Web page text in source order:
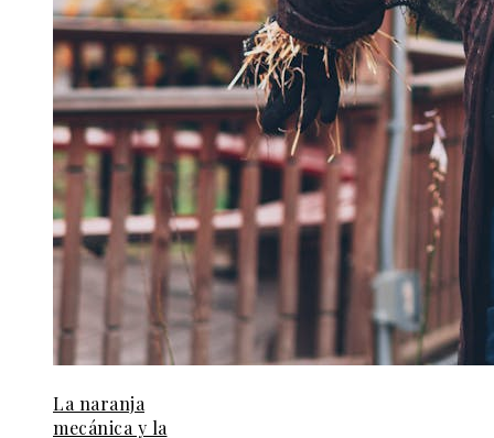
La naranja
mecánica y la